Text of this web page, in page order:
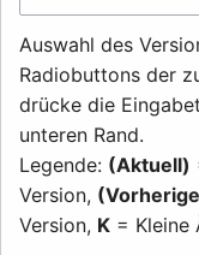
Auswahl des
Radiobuttons der
drücke die
unteren Rand.
Legende: (Aktuell)
Version,
Version, K = Kleine